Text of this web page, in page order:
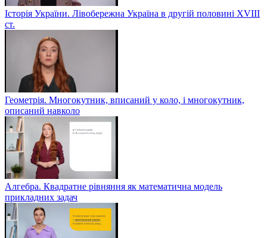
Історія України. Лівобережна Україна в другій половині ХVIIІ
ст.
Геометрія. Многокутник, вписаний у коло, і многокутник,
описаний навколо
Алгебра. Квадратне рівняння як математична модель
прикладних задач